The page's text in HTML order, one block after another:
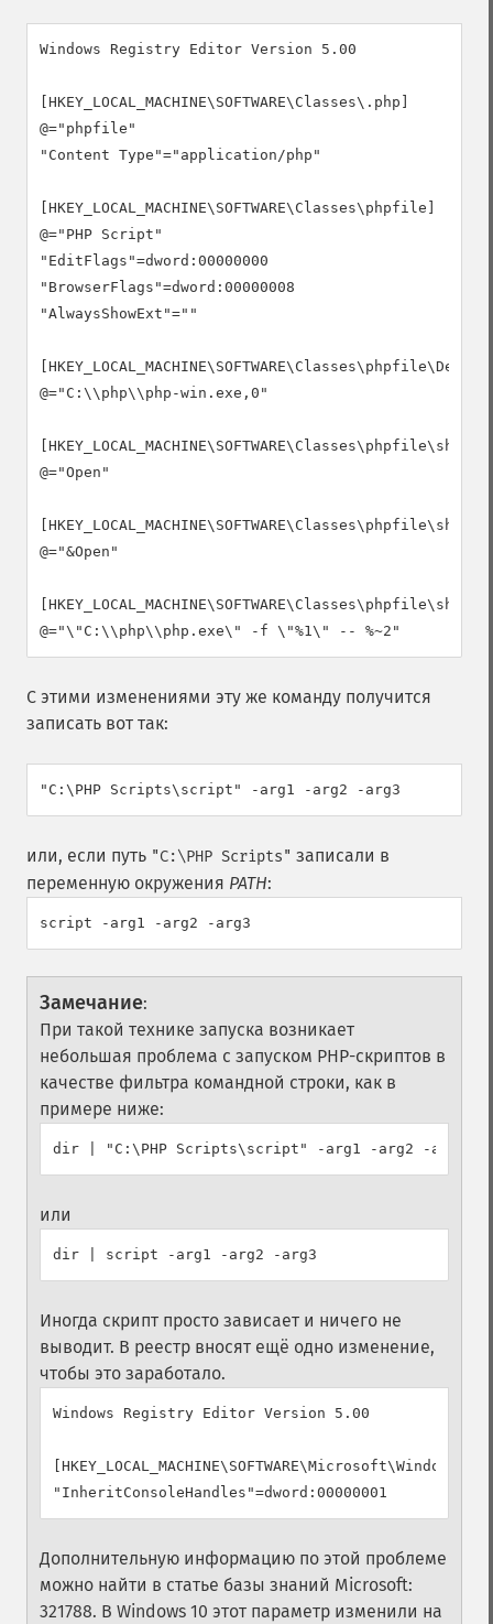
Windows Registry Editor Version 5.00
[HKEY_LOCAL_MACHINE\SOFTWARE\Classes\.php]
@="phpfile"
"Content Type"="application/php"
[HKEY_LOCAL_MACHINE\SOFTWARE\Classes\phpfile]
@="PHP Script"
"EditFlags"=dword:00000000
"BrowserFlags"=dword:00000008
"AlwaysShowExt"=""
@="C:\\php\\php-win.exe,0"
[HKEY_LOCAL_MACHINE\SOFTWARE\Classes\phpfile\shell]
@="Open"
@="&Open"
С этими изменениями эту же команду получится
записать вот так:
или, если путь "C:\PHP Scripts" записали в
переменную окружения PATH:
Замечание:
При такой технике запуска возникает
небольшая проблема с запуском PHP-скриптов в
качестве фильтра командной строки, как в
примере ниже:
или
Иногда скрипт просто зависает и ничего не
выводит. В реестр вносят ещё одно изменение,
чтобы это заработало.
Windows Registry Editor Version 5.00
Дополнительную информацию по этой проблеме
можно найти в статье базы знаний Microsoft:
321788. В Windows 10 этот параметр изменили на